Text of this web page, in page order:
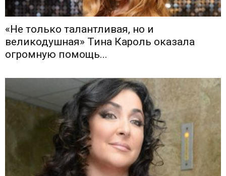
«Не только талантливая, но и
великодушная» Тина Кароль оказала
огромную помощь...